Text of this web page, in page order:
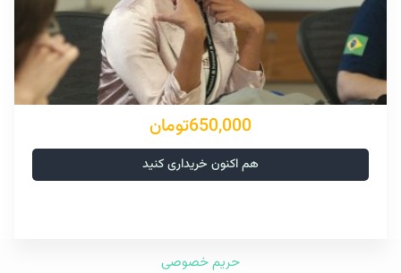
650,000تومان
هم اکنون خریداری کنید
حریم خصوصی